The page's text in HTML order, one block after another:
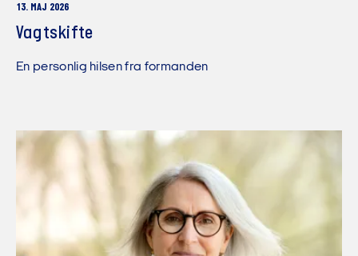
13. MAJ 2026
Vagtskifte
En personlig hilsen fra formanden